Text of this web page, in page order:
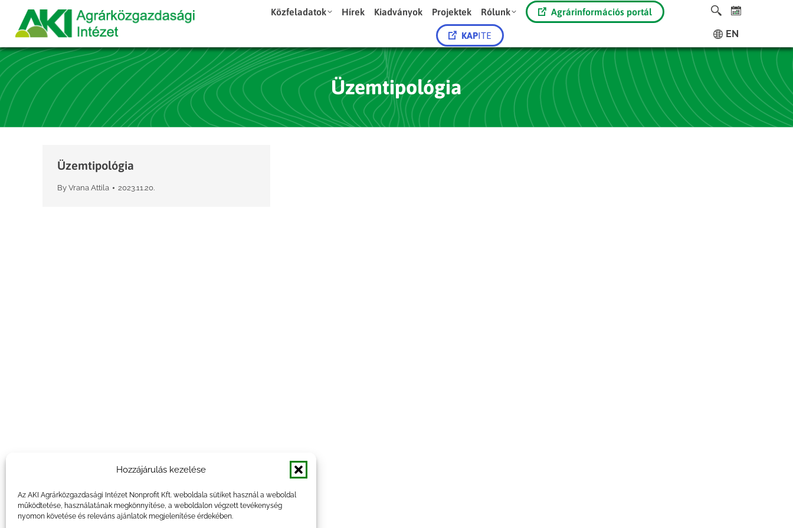
Hozzájárulás kezelése
Az AKI Agrárközgazdasági Intézet Nonprofit Kft. weboldala sütiket használ a weboldal
működtetése, használatának megkönnyítése, a weboldalon végzett tevékenység
nyomon követése és releváns ajánlatok megjelenítése érdekében.
Közfeladatok Hírek Kiadványok Projektek Rólunk Agrárinformációs portál
KAPITE EN
Üzemtipológia
Üzemtipológia
By Vrana Attila 2023.11.20.